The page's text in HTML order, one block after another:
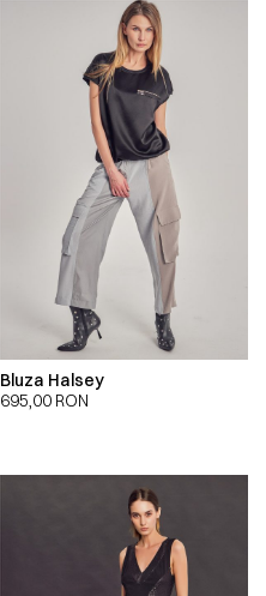
Bluza Halsey
695,00 RON